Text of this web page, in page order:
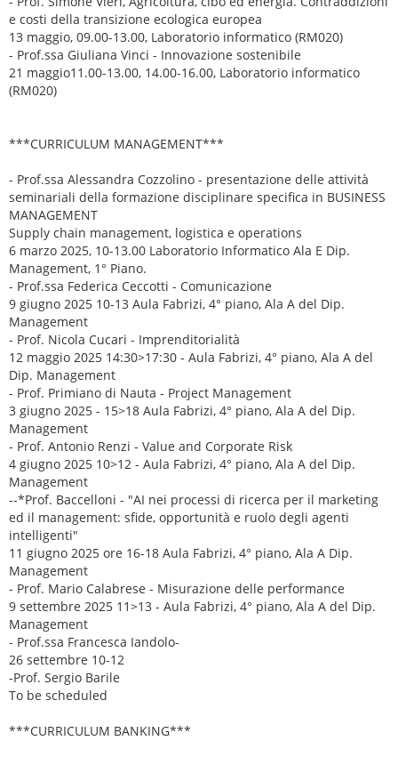
e costi della transizione ecologica europea
13 maggio, 09.00-13.00, Laboratorio informatico (RM020)
- Prof.ssa Giuliana Vinci - Innovazione sostenibile
21 maggio11.00-13.00, 14.00-16.00, Laboratorio informatico
(RM020)
***CURRICULUM MANAGEMENT***
- Prof.ssa Alessandra Cozzolino - presentazione delle attività
seminariali della formazione disciplinare specifica in BUSINESS
MANAGEMENT
Supply chain management, logistica e operations
6 marzo 2025, 10-13.00 Laboratorio Informatico Ala E Dip.
Management, 1° Piano.
- Prof.ssa Federica Ceccotti - Comunicazione
9 giugno 2025 10-13 Aula Fabrizi, 4° piano, Ala A del Dip.
Management
- Prof. Nicola Cucari - Imprenditorialità
12 maggio 2025 14:30>17:30 - Aula Fabrizi, 4° piano, Ala A del
Dip. Management
- Prof. Primiano di Nauta - Project Management
3 giugno 2025 - 15>18 Aula Fabrizi, 4° piano, Ala A del Dip.
Management
- Prof. Antonio Renzi - Value and Corporate Risk
4 giugno 2025 10>12 - Aula Fabrizi, 4° piano, Ala A del Dip.
Management
--*Prof. Baccelloni - "AI nei processi di ricerca per il marketing
ed il management: sfide, opportunità e ruolo degli agenti
intelligenti"
11 giugno 2025 ore 16-18 Aula Fabrizi, 4° piano, Ala A Dip.
Management
- Prof. Mario Calabrese - Misurazione delle performance
9 settembre 2025 11>13 - Aula Fabrizi, 4° piano, Ala A del Dip.
Management
- Prof.ssa Francesca Iandolo-
26 settembre 10-12
-Prof. Sergio Barile
To be scheduled
***CURRICULUM BANKING***